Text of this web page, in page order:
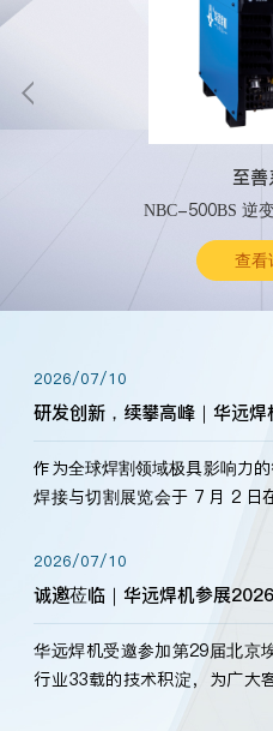
至善
NBC-500BS 逆
查看

2026/07/10
研发创新，续攀高峰｜华远
作为全球焊割领域极具影响力
焊接与切割展览会于 7 月 2 日
标准，持之以恒研发新产品、
海内外客户为目睹公司发布的
2026/07/10
诚邀莅临｜华远焊机参展
华远焊机受邀参加第29届北京
行业33载的技术积淀，为广大